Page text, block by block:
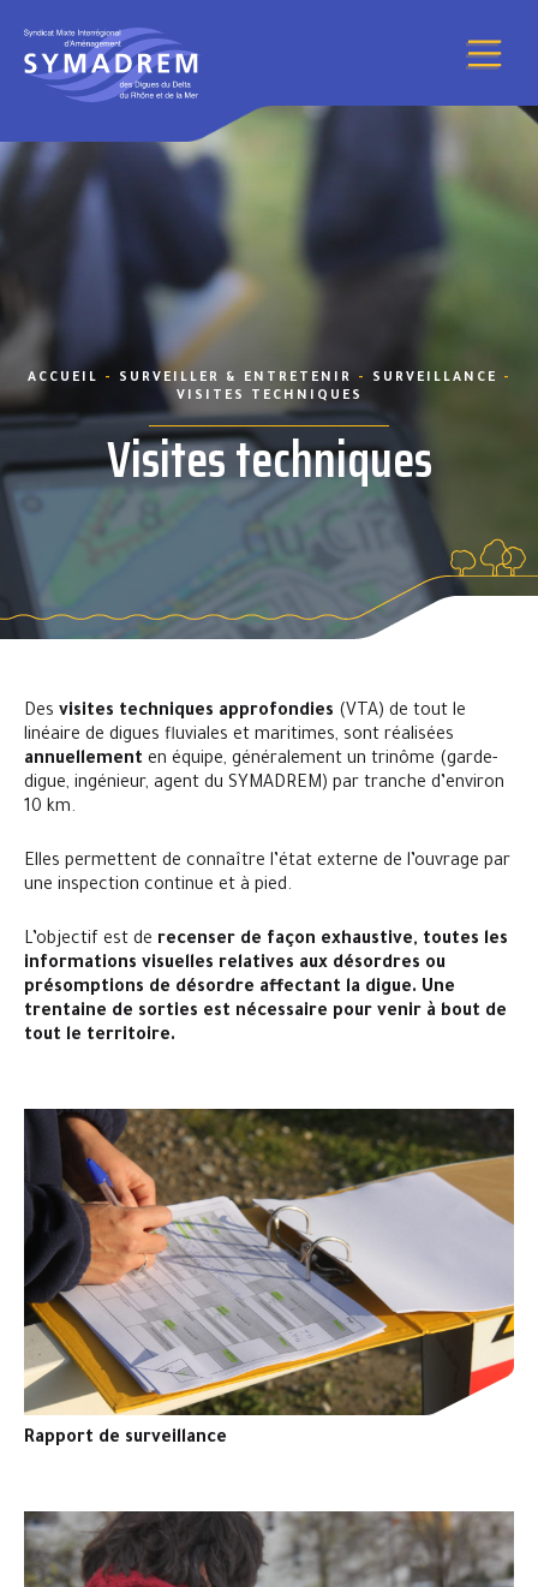
ACCUEIL - SURVEILLER & ENTRETENIR - SURVEILLANCE
-
VISITES TECHNIQUES
Visites techniques
Des visites techniques approfondies (VTA) de tout le
linéaire de digues fluviales et maritimes, sont réalisées
annuellement en équipe, généralement un trinôme (garde-
digue, ingénieur, agent du SYMADREM) par tranche d’environ
10 km.
Elles permettent de connaître l’état externe de l’ouvrage par
une inspection continue et à pied.
L’objectif est de recenser de façon exhaustive, toutes les
informations visuelles relatives aux désordres ou
présomptions de désordre affectant la digue. Une
trentaine de sorties est nécessaire pour venir à bout de
tout le territoire.
Rapport de surveillance